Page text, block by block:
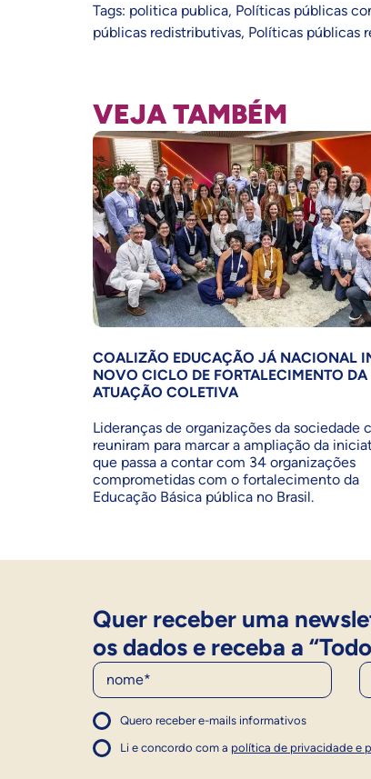
Tags: politica publica, Políticas públicas
públicas redistributivas, Políticas públicas
VEJA TAMBÉM
COALIZÃO EDUCAÇÃO JÁ NACIONAL
NOVO CICLO DE FORTALECIMENTO DA
ATUAÇÃO COLETIVA
Lideranças de organizações da sociedade
reuniram para marcar a ampliação da
que passa a contar com 34 organizações
comprometidas com o fortalecimento da
Educação Básica pública no Brasil.
Quer receber uma
os dados e receba a
Nome
Quero receber e-mails informativos
1
Concordo com a política
Concordo com a política
Li e concordo com a política de privacidade e
1